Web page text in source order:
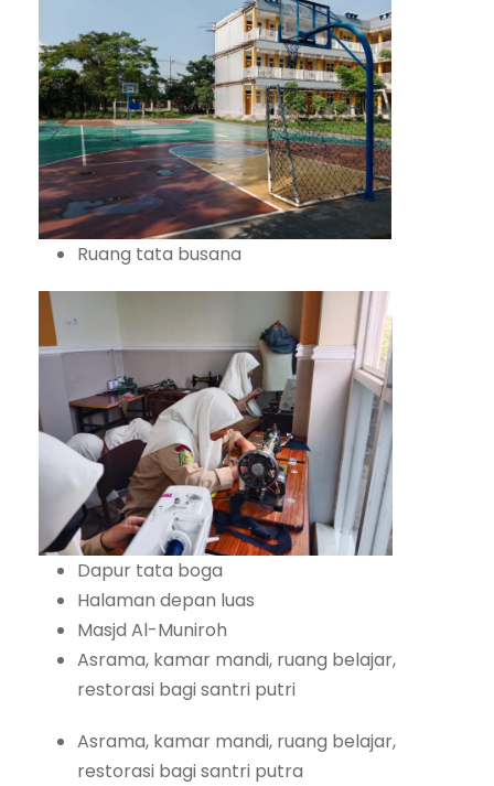
Ruang tata busana
Dapur tata boga
Halaman depan luas
Masjd Al-Muniroh
Asrama, kamar mandi, ruang belajar,
restorasi bagi santri putri
Asrama, kamar mandi, ruang belajar,
restorasi bagi santri putra